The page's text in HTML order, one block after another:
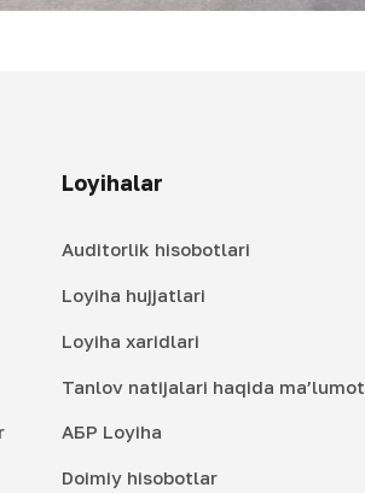
Loyihalar
Auditorlik hisobotlari
Loyiha hujjatlari
Loyiha xaridlari
Tanlov natijalari haqida ma’lumot
АБР Loyiha
Doimiy hisobotlar